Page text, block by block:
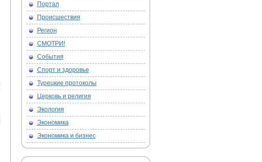
Портал
Происшествия
Регион
СМОТРИ!
События
Спорт и здоровье
Турецкие протоколы
Церковь и религия
Экология
Экономика
Экономика и бизнес